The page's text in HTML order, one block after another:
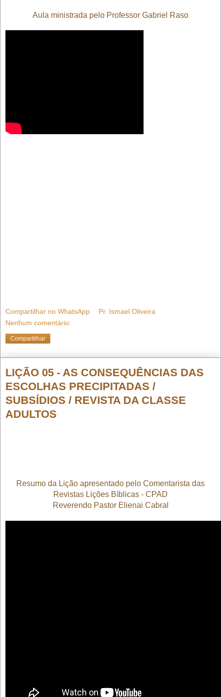
Aula ministrada pelo Professor Gabriel Raso
Compartilhar no WhatsApp
Pr. Ismael Oliveira
Nenhum comentário:
Compartilhar
LIÇÃO 05 - AS CONSEQUÊNCIAS DAS
ESCOLHAS PRECIPITADAS /
SUBSÍDIOS / REVISTA DA CLASSE
ADULTOS
Resumo da Lição apresentado pelo Comentarista das
Revistas Lições Bíblicas - CPAD
Reverendo Pastor Elienai Cabral